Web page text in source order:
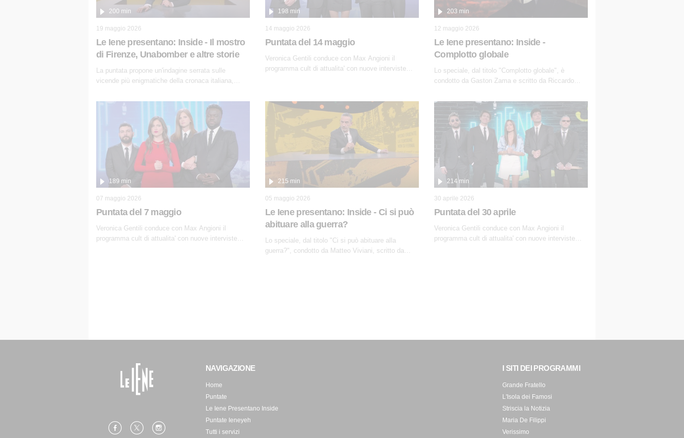
Le Iene presentano: Inside - Il mostro
di Firenze, Unabomber e altre storie
200 min
19 maggio 2026
La puntata propone un'indagine serrata sulle
vicende più enigmatiche della cronaca italiana,
responsabile di decine di attentati tra gli anni '90 e il
2000 che, inquietantemente, potrebbe essere
ancora in libertà. Lo speciale affronta inoltre le zone
d'ombra sul Mostro di Firenze, le cui responsabilità
appaiono ancora oggi avvolte in un groviglio di
dubbi mai chiariti. Nel corso dello speciale anche
l'intervista inedita a Olindo Romano, realizzata ne...
Puntata del 14 maggio
198 min
14 maggio 2026
Veronica Gentili conduce con Max Angioni il
programma cult di attualita' con nuove interviste
Le Iene presentano: Inside -
Complotto globale
203 min
12 maggio 2026
Lo speciale, dal titolo "Complotto globale", è
condotto da Gaston Zama e scritto da Riccardo
cospirazioniste del nostro tempo, racconta
l'universo delle narrazioni alternative, dei sospetti
globali e del complottismo che negli ultimi anni
hanno invaso social network, talk show, piazze
digitali e immaginario collettivo.
Puntata del 7 maggio
189 min
07 maggio 2026
Veronica Gentili conduce con Max Angioni il
programma cult di attualita' con nuove interviste
Le Iene presentano: Inside - Ci si può
abituare alla guerra?
215 min
05 maggio 2026
Lo speciale, dal titolo "Ci si può abituare alla
guerra?", condotto da Matteo Viviani, scritto da
Puntata del 30 aprile
214 min
30 aprile 2026
Veronica Gentili conduce con Max Angioni il
programma cult di attualita' con nuove interviste
NAVIGAZIONE
Home
Puntate
Le Iene Presentano Inside
Puntate Ieneyeh
Tutti i servizi
I SITI DEI PROGRAMMI
Grande Fratello
L'Isola dei Famosi
Striscia la Notizia
Maria De Filippi
Verissimo